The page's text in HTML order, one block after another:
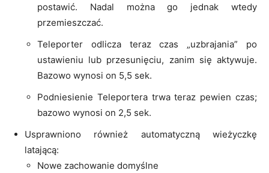
postawić. Nadal można go jednak wtedy
przemieszczać.
Teleporter odlicza teraz czas „uzbrajania” po
ustawieniu lub przesunięciu, zanim się aktywuje.
Bazowo wynosi on 5,5 sek.
Podniesienie Teleportera trwa teraz pewien czas;
bazowo wynosi on 2,5 sek.
Usprawniono również automatyczną wieżyczkę
latającą:
Nowe zachowanie domyślne